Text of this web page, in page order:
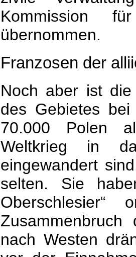
Kommission
übernommen.
Franzosen der
Noch aber ist
des Gebietes
70.000 Polen
Weltkrieg in
eingewandert
selten. Sie
nach Westen